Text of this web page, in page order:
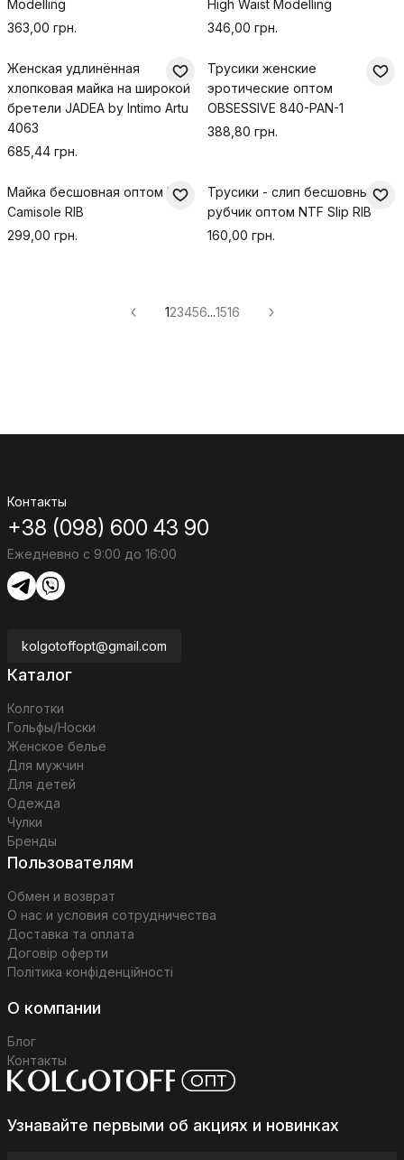
Modelling
363,00 грн.
High Waist Modelling
346,00 грн.
Женская удлинённая
хлопковая майка на широкой
бретели JADEA by Intimo Artu
4063
685,44 грн.
Трусики женские
эротические оптом
OBSESSIVE 840-PAN-1
388,80 грн.
Майка бесшовная оптом NTF
Camisole RIB
299,00 грн.
Трусики - слип бесшовные в
рубчик оптом NTF Slip RIB
160,00 грн.
123456...1516
Контакты
+38 (098) 600 43 90
Ежедневно с 9:00 до 16:00
kolgotoffopt@gmail.com
Каталог
Колготки
Гольфы/Носки
Женское белье
Для мужчин
Для детей
Одежда
Чулки
Бренды
Пользователям
Обмен и возврат
О нас и условия сотрудничества
Доставка та оплата
Договір оферти
Політика конфіденційності
О компании
Блог
Контакты
Узнавайте первыми об акциях и новинках